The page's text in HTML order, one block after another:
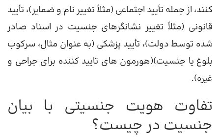
کنند، از جمله تأیید اجتماعی (مثلاً تغییر نام و ضمایر)، تأیید
قانونی (مثلاً تغییر نشانگرهای جنسیت در اسناد صادر
شده توسط دولت)، تأیید پزشکی (به عنوان مثال، سرکوب
بلوغ یا جنسیت)(هورمون های تایید کننده برای جراحی و
غیره).
تفاوت هویت جنسیتی با بیان
جنسیت در چیست؟